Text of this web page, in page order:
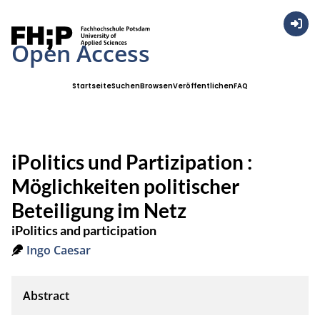
Open Access
StartseiteSuchenBrowsenVeröffentlichenFAQ
iPolitics und Partizipation :
Möglichkeiten politischer
Beteiligung im Netz
iPolitics and participation
Ingo Caesar